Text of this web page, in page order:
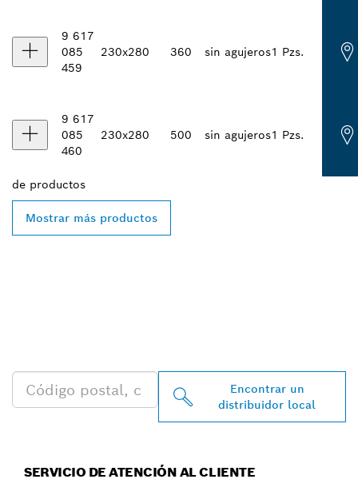
9 617
085
459
230x280 360 sin agujeros1 Pzs.
9 617
085
460
230x280 500 sin agujeros1 Pzs.
de productos
Mostrar más productos
Encontrar un
distribuidor local
SERVICIO DE ATENCIÓN AL CLIENTE